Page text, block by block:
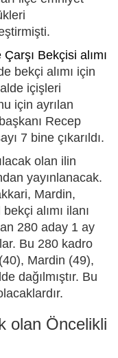
Bekçisi alımı
bekçi alımı için
içişleri
için ayrılan
Recep
7 bine çıkarıldı.
olan ilin
yayınlanacak.
Mardin,
alımı ilanı
280 aday 1 ay
Bu 280 kadro
Mardin (49),
dağılmıştır. Bu
olan Öncelikli